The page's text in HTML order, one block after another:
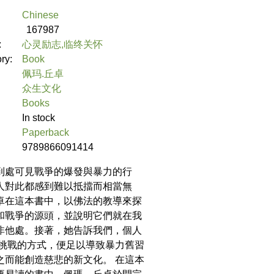
Chinese
167987
心灵励志,临终关怀
Book
佩玛.丘卓
众生文化
Books
In stock
Paperback
9789866091414
處可見戰爭的爆發與暴力的行
對此都感到難以抵擋而相當無
在這本書中，以佛法的教導來探
戰爭的源頭，並說明它們就在我
他處。接著，她告訴我們，個人
戰的方式，便足以導致暴力舊習
而能創造慈悲的新文化。 在這本